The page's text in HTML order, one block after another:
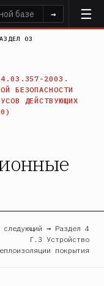
→
03
2003.
БЕЗОПАСНОСТИ
ДЕЙСТВУЮЩИХ
следующий → Раздел 4
Г.3 Устройство
покрытия